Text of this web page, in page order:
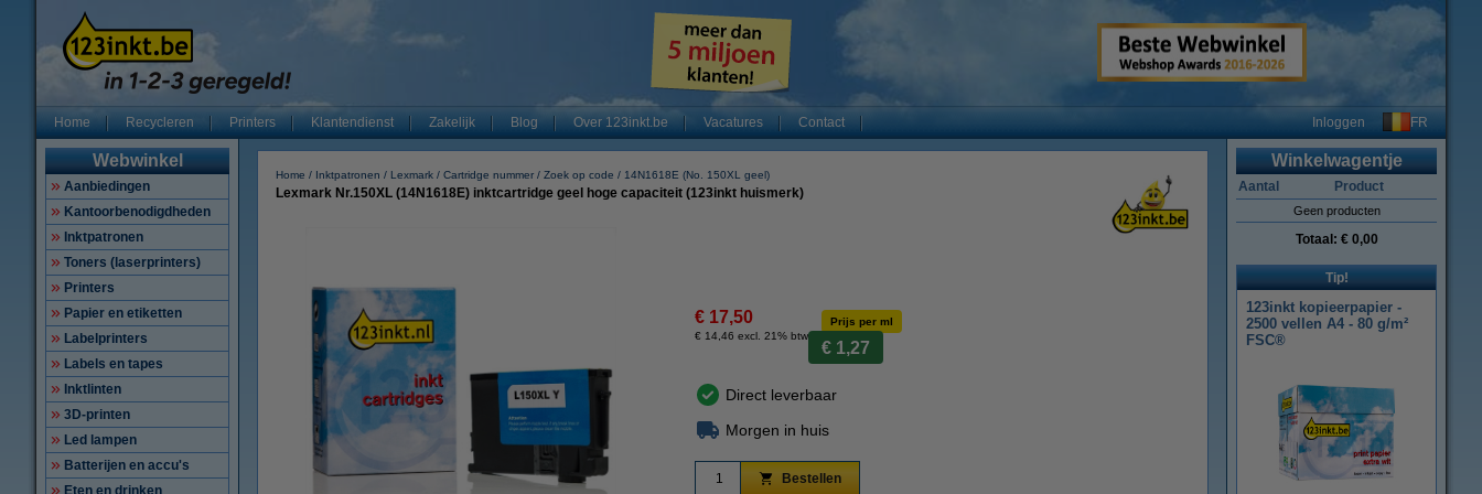
Home Recycleren Printers Klantendienst Zakelijk Blog Over 123inkt.be Vacatures Contact Inloggen FR
Webwinkel
Aanbiedingen
Kantoorbenodigdheden
Inktpatronen
Toners (laserprinters)
Printers
Papier en etiketten
Labelprinters
Labels en tapes
Inktlinten
3D-printen
Led lampen
Batterijen en accu's
Eten en drinken
Home Inktpatronen Lexmark Cartridge nummer Zoek op code 14N1618E (No. 150XL geel)
Lexmark Nr.150XL (14N1618E) inktcartridge geel hoge capaciteit (123inkt huismerk)
€ 17,50
€ 14,46 excl. 21% btw
Prijs per ml
€ 1,27
Direct leverbaar
Morgen in huis
Bestellen
Winkelwagentje
Aantal Product
Geen producten
Totaal: € 0,00
Tip!
123inkt kopieerpapier -
2500 vellen A4 - 80 g/m²
FSC®